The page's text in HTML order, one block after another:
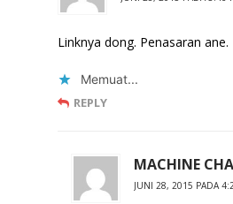
Linknya dong. Penasaran ane.
Memuat...
REPLY
MACHINE
JUNI 28, 2015 PADA